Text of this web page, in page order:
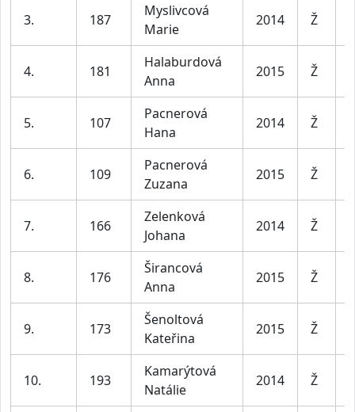
3. 187
Myslivcová
Marie
2014 Ž
4. 181
Halaburdová
Anna
2015 Ž
5. 107
Pacnerová
Hana
2014 Ž
6. 109
Pacnerová
Zuzana
2015 Ž
7. 166
Zelenková
Johana
2014 Ž
8. 176
Širancová
Anna
2015 Ž
9. 173
Šenoltová
Kateřina
2015 Ž
10. 193
Kamarýtová
Natálie
2014 Ž